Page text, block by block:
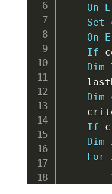
On
Set
On
If
Dim
Dim
If
Dim
For